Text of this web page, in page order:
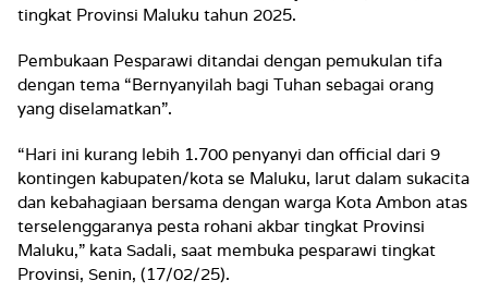
tingkat Provinsi Maluku tahun 2025.
Pembukaan Pesparawi ditandai dengan pemukulan tifa
dengan tema “Bernyanyilah bagi Tuhan sebagai orang
yang diselamatkan”.
“Hari ini kurang lebih 1.700 penyanyi dan official dari 9
kontingen kabupaten/kota se Maluku, larut dalam sukacita
dan kebahagiaan bersama dengan warga Kota Ambon atas
terselenggaranya pesta rohani akbar tingkat Provinsi
Maluku,” kata Sadali, saat membuka pesparawi tingkat
Provinsi, Senin, (17/02/25).